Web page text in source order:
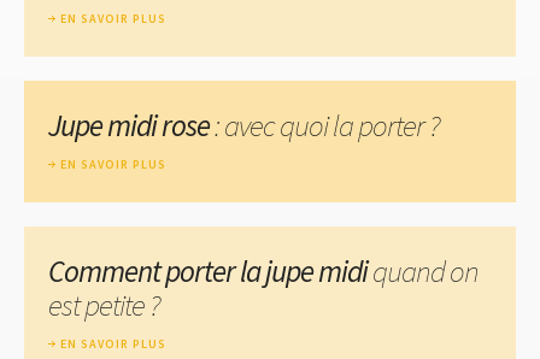
EN SAVOIR PLUS
Jupe midi rose: avec quoi la porter ?
EN SAVOIR PLUS
Comment porter la jupe midiquand on
est petite ?
EN SAVOIR PLUS